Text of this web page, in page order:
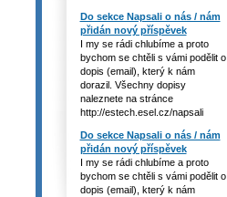
Do sekce Napsali o nás / nám
přidán nový příspěvek
I my se rádi chlubíme a proto
bychom se chtěli s vámi podělit o
dopis (email), který k nám
dorazil. Všechny dopisy
naleznete na stránce
http://estech.esel.cz/napsali
Do sekce Napsali o nás / nám
přidán nový příspěvek
I my se rádi chlubíme a proto
bychom se chtěli s vámi podělit o
dopis (email), který k nám